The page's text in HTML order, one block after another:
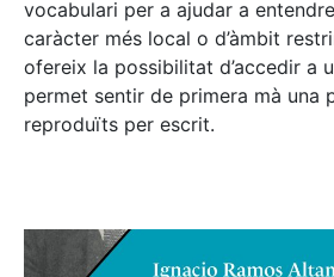
vocabulari per a ajudar a
caràcter més local o d’àmbit
ofereix la possibilitat d’accedir a
permet sentir de primera mà una
reproduïts per escrit.